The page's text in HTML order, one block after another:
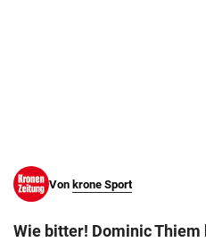
Von krone Sport
Wie bitter! Dominic Thiem